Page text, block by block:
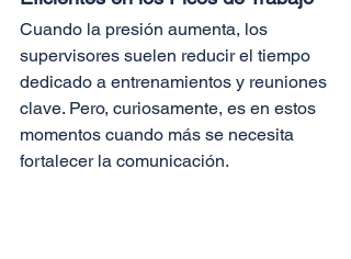
Cuando la presión aumenta, los
supervisores suelen reducir el tiempo
dedicado a entrenamientos y reuniones
clave. Pero, curiosamente, es en estos
momentos cuando más se necesita
fortalecer la comunicación.